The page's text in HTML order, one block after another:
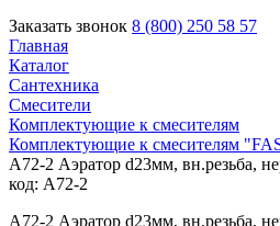
Заказать звонок 8 (800) 250 58 57
Главная
Каталог
Сантехника
Смесители
Комплектующие к смесителям
Комплектующие к смесителям
A72-2 Аэратор d23мм, вн.резьба,
код: A72-2
A72-2 Аэратор d23мм, вн.резьба,